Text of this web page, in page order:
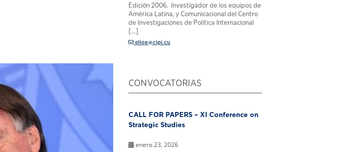
Edición 2006. Investigador de los equipos de
América Latina, y Comunicacional del Centro
de Investigaciones de Política Internacional
[...]
elioe@cipi.cu
CONVOCATORIAS
CALL FOR PAPERS – XI Conference on
Strategic Studies
enero 23, 2026